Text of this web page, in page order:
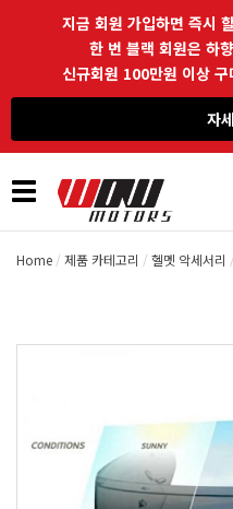
지금 회원 가입하면 즉시
한 번 블랙 회원은 하
신규회원 100만원 이상
자
Toggle
navigation
Home 제품 카테고리 헬멧 악세서리